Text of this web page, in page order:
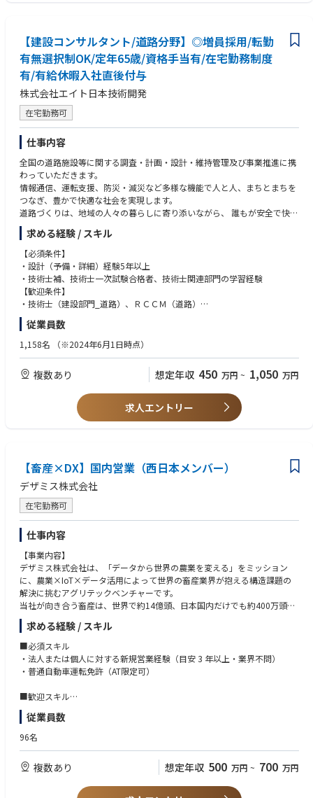
【建設コンサルタント/道路分野】◎増員採用/転勤
有無選択制OK/定年65歳/資格手当有/在宅勤務制度
有/有給休暇入社直後付与
株式会社エイト日本技術開発
在宅勤務可
仕事内容
全国の道路施設等に関する調査・計画・設計・維持管理及び事業推進に携
わっていただきます。
情報通信、運転支援、防災・減災など多様な機能で人と人、まちとまちを
つなぎ、豊かで快適な社会を実現します。
道路づくりは、地域の人々の暮らしに寄り添いながら、 誰もが安全で快適
に利用できる交通環境の実現を目指しています。
求める経験 / スキル
【必須条件】
・設計（予備・詳細）経験5年以上
・技術士補、技術士一次試験合格者、技術士関連部門の学習経験
【歓迎条件】
・技術士（建設部門_道路）、ＲＣＣＭ（道路）
・募集地域へのIターン、Uターンをお考えの方
従業員数
1,158名 （※2024年6⽉1⽇時点）
複数あり 想定年収 450 万円 ~ 1,050 万円
求人エントリー
【畜産×DX】国内営業（西日本メンバー）
デザミス株式会社
在宅勤務可
仕事内容
【事業内容】
デザミス株式会社は、「データから世界の農業を変える」をミッション
に、農業×IoT×データ活用によって世界の畜産業界が抱える構造課題の
解決に挑むアグリテックベンチャーです。
当社が向き合う畜産は、世界で約14億頭、日本国内だけでも約400万頭の
牛が存在する巨大市場であり、市場規模は約4兆円に及びます。
一方で畜産業界では、
・人手不足
・高齢化
・生産効率低下
私たちは、牛の行動データを24時間可視化するIoTプロダクト「U-motion
®」を展開し、畜産経営そのものをアップデートしてきました。
今回募集するのは、担当エリアにおける『U-motion®』の普及を加速さ
単に商材を売るのではなく、地域ごとの特性に合わせた提案から、導入後
求める経験 / スキル
■必須スキル
・法人または個人に対する新規営業経験（目安 3 年以上・業界不問）
・普通自動車運転免許（AT限定可）
■歓迎スキル
・無形商材（SaaS、ITサービス、コンサルティング等）の提案営業経験
・代理店営業／パートナーセールスの経験
・一次産業、ソーシャルビジネスに関する強い興味・関心
・現場（牧場）へ実際に足を運び、農家様と同じ目線で課題に向き合える
従業員数
96名
複数あり 想定年収 500 万円 ~ 700 万円